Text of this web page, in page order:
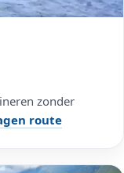
zonder
route